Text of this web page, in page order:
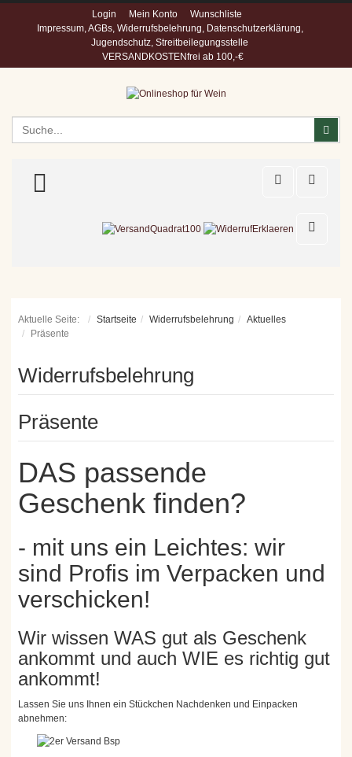
Login Mein Konto
Wunschliste
Impressum, AGBs, Widerrufsbelehrung, Datenschutzerklärung,
Jugendschutz, Streitbeilegungsstelle
VERSANDKOSTENfrei ab 100,-€
TOGGLE MENU
Aktuelle Seite: Startseite Widerrufsbelehrung
Aktuelles
Präsente
Widerrufsbelehrung
Präsente
DAS passende
Geschenk finden?
- mit uns ein Leichtes: wir
sind Profis im Verpacken und
verschicken!
Wir wissen WAS gut als Geschenk
ankommt und auch WIE es richtig gut
ankommt!
Lassen Sie uns Ihnen ein Stückchen Nachdenken und Einpacken
abnehmen: